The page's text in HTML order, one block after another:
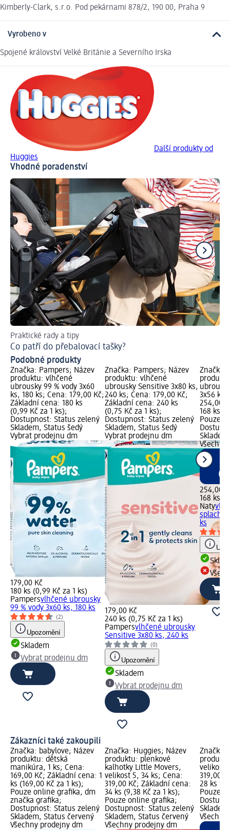
Kimberly-Clark, s.r.o. Pod pekárnami 878/2, 190 00, Praha 9
Vyrobeno v
Spojené království Velké Británie a Severního Irska
Další produkty od
Huggies
Vhodné poradenství
Praktické rady a tipy
Co patří do přebalovací tašky?
Podobné produkty
Značka: Pampers; Název
produktu: vlhčené
ubrousky 99 % vody 3x60
ks, 180 ks; Cena: 179,00 Kč;
Základní cena: 180 ks
(0,99 Kč za 1 ks);
Dostupnost: Status zelený
Skladem, Status šedý
Vybrat prodejnu dm
179,00 Kč
180 ks (0,99 Kč za 1 ks)
Pampersvlhčené ubrousky
99 % vody 3x60 ks, 180 ks
(2)
Upozornění
Skladem
Vybrat prodejnu dm
Značka: Pampers; Název
produktu: vlhčené
ubrousky Sensitive 3x80 ks,
240 ks; Cena: 179,00 Kč;
Základní cena: 240 ks
(0,75 Kč za 1 ks);
Dostupnost: Status zelený
Skladem, Status šedý
Vybrat prodejnu dm
179,00 Kč
240 ks (0,75 Kč za 1 ks)
Pampersvlhčené ubrousky
Sensitive 3x80 ks, 240 ks
(0)
Upozornění
Skladem
Vybrat prodejnu dm
Značka:
3x56 ks,
254,00
168 ks
Pouze
254,00
168 ks
Naty
ks
Zákazníci také zakoupili
Značka: babylove; Název
produktu: dětská
manikúra, 1 ks; Cena:
169,00 Kč; Základní cena: 1
ks (169,00 Kč za 1 ks);
Pouze online grafika, dm
značka grafika;
Dostupnost: Status zelený
Skladem, Status červený
Všechny prodejny dm
Značka: Huggies; Název
produktu: plenkové
kalhotky Little Movers,
velikost 5, 34 ks; Cena:
319,00 Kč; Základní cena:
34 ks (9,38 Kč za 1 ks);
Pouze online grafika;
Dostupnost: Status zelený
Skladem, Status červený
Všechny prodejny dm
Značka:
velikost
319,00
28 ks
Pouze